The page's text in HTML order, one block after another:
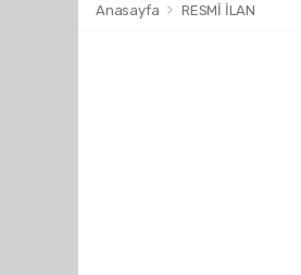
Anasayfa RESMİ İLAN